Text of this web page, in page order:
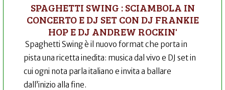
SPAGHETTI SWING : SCIAMBOLA IN
CONCERTO E DJ SET CON DJ FRANKIE
HOP E DJ ANDREW ROCKIN'
Spaghetti Swing è il nuovo format che porta in
pista una ricetta inedita: musica dal vivo e DJ set in
cui ogni nota parla italiano e invita a ballare
dall’inizio alla fine.